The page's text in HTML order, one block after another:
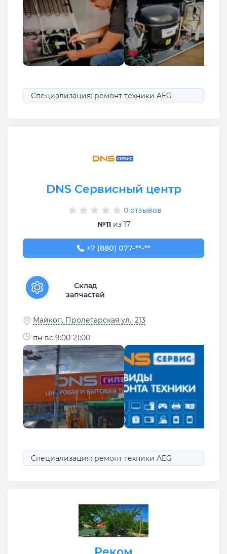
Специализация: ремонт техники AEG
DNS Сервисный центр
0 отзывов
№11из 17
+7 (880) 077-07-88
+7 (880) 077-**-**
Склад
запчастей
Майкоп, Пролетарская ул., 213
пн-вс 9:00-21:00
Специализация: ремонт техники AEG